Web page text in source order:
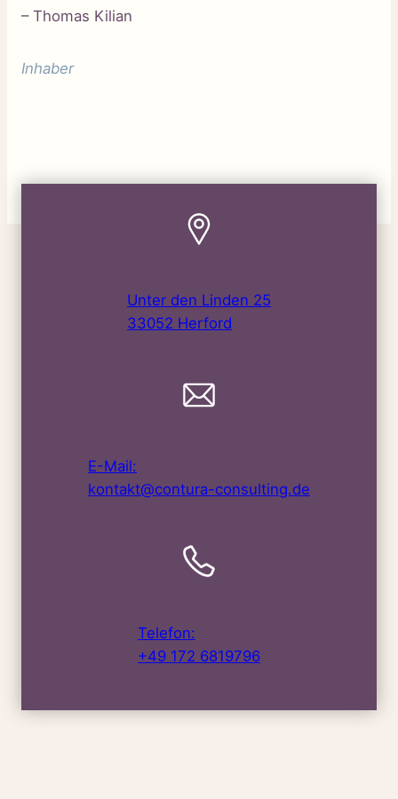
– Thomas Kilian
Inhaber
Unter den Linden 25
33052 Herford
E-Mail:
kontakt@contura-consulting.de
Telefon:
+49 172 6819796